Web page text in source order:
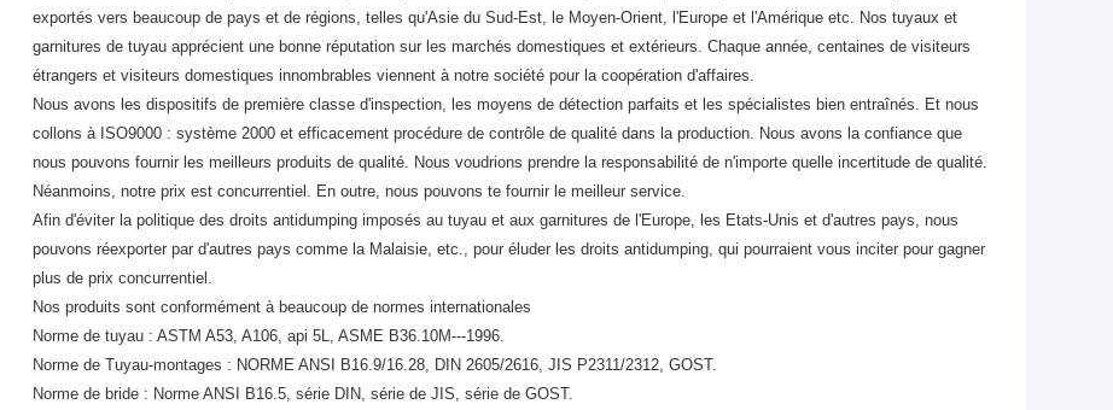
exportés vers beaucoup de pays et de régions, telles qu'Asie du Sud-Est, le Moyen-Orient, l'Europe et l'Amérique etc. Nos tuyaux et
garnitures de tuyau apprécient une bonne réputation sur les marchés domestiques et extérieurs. Chaque année, centaines de visiteurs
étrangers et visiteurs domestiques innombrables viennent à notre société pour la coopération d'affaires.
Nous avons les dispositifs de première classe d'inspection, les moyens de détection parfaits et les spécialistes bien entraînés. Et nous
collons à ISO9000 : système 2000 et efficacement procédure de contrôle de qualité dans la production. Nous avons la confiance que
nous pouvons fournir les meilleurs produits de qualité. Nous voudrions prendre la responsabilité de n'importe quelle incertitude de qualité.
Néanmoins, notre prix est concurrentiel. En outre, nous pouvons te fournir le meilleur service.
Afin d'éviter la politique des droits antidumping imposés au tuyau et aux garnitures de l'Europe, les Etats-Unis et d'autres pays, nous
pouvons réexporter par d'autres pays comme la Malaisie, etc., pour éluder les droits antidumping, qui pourraient vous inciter pour gagner
plus de prix concurrentiel.
Nos produits sont conformément à beaucoup de normes internationales
Norme de tuyau : ASTM A53, A106, api 5L, ASME B36.10M---1996.
Norme de Tuyau-montages : NORME ANSI B16.9/16.28, DIN 2605/2616, JIS P2311/2312, GOST.
Norme de bride : Norme ANSI B16.5, série DIN, série de JIS, série de GOST.